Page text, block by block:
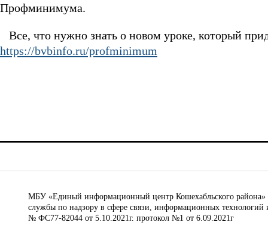
Профминимума.
Все, что нужно знать о новом уроке, который
https://bvbinfo.ru/profminimum
МБУ «Единый информационный центр Кошехабльского района»
службы по надзору в сфере связи, информационных
№ ФС77-82044 от 5.10.2021г. протокол №1 от 6.09.2021г